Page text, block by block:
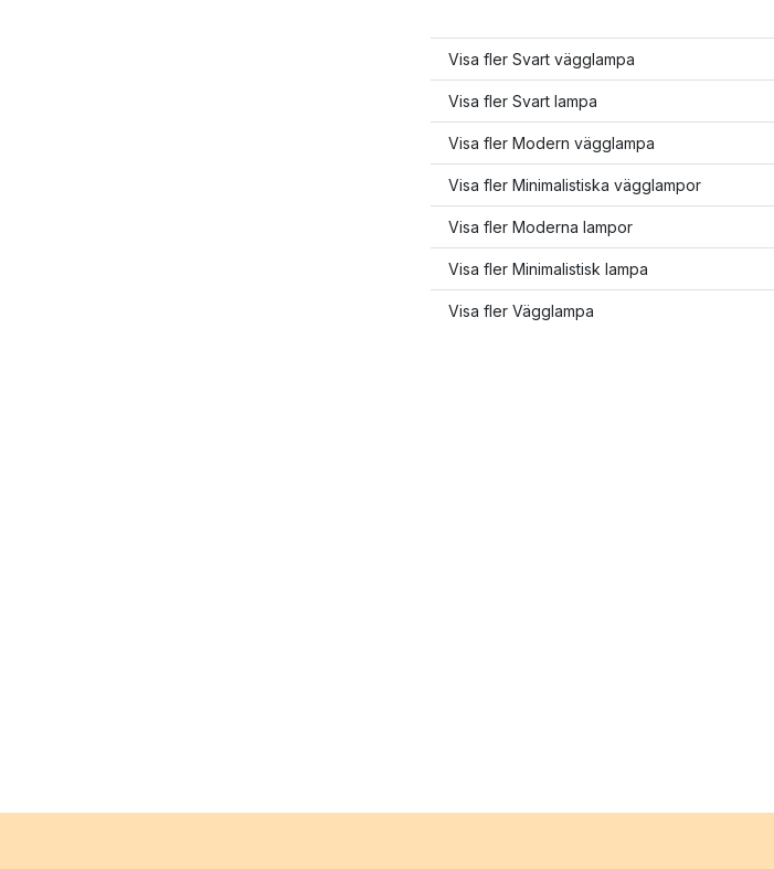
Visa fler Svart vägglampa
Visa fler Svart lampa
Visa fler Modern vägglampa
Visa fler Minimalistiska vägglampor
Visa fler Moderna lampor
Visa fler Minimalistisk lampa
Visa fler Vägglampa